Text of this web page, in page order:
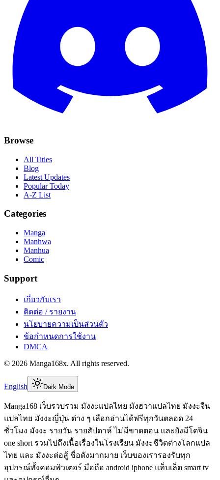
Browse
All Titles
Blog
Latest Updates
Popular Today
A-Z List
Categories
Manga
Manhwa
Manhua
Comic
Support
เกี่ยวกับเรา
ติดต่อ / รายงาน
นโยบายความเป็นส่วนตัว
ข้อกำหนดการใช้งาน
DMCA
© 2026 Manga168x. All rights reserved.
English Dark Mode
Manga168 เว็บรวบรวม มังงะแปลไทย มังฮวาแปลไทย มังงะจีน
แปลไทย มังงะญี่ปุ่น ต่าง ๆ เลือกอ่านได้ฟรีทุกวันตลอด 24
ชั่วโมง มังงะ รายวัน รายสัปดาห์ ไม่มีขาดตอน และยังมีโดจิน
one short รวมไปถึงเนื้อเรื่องในโรงเรียน มังงะชีวิตต่างโลกแปล
ไทย และ มังงะต่อสู้ ชื่อดังมากมาย เว็บของเรารองรับทุก
อุปกรณ์ทั้งคอมพิวเตอร์ มือถือ android iphone แท็บเล็ต smart tv